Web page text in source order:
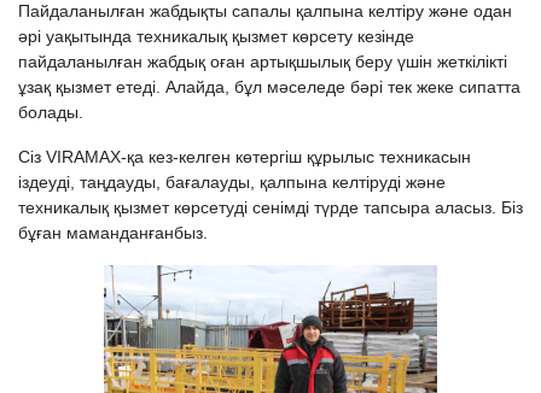
Пайдаланылған жабдықты сапалы қалпына келтіру және одан
әрі уақытында техникалық қызмет көрсету кезінде
пайдаланылған жабдық оған артықшылық беру үшін жеткілікті
ұзақ қызмет етеді. Алайда, бұл мәселеде бәрі тек жеке сипатта
болады.
Сіз VIRAMAX-қа кез-келген көтергіш құрылыс техникасын
іздеуді, таңдауды, бағалауды, қалпына келтіруді және
техникалық қызмет көрсетуді сенімді түрде тапсыра аласыз. Біз
бұған маманданғанбыз.